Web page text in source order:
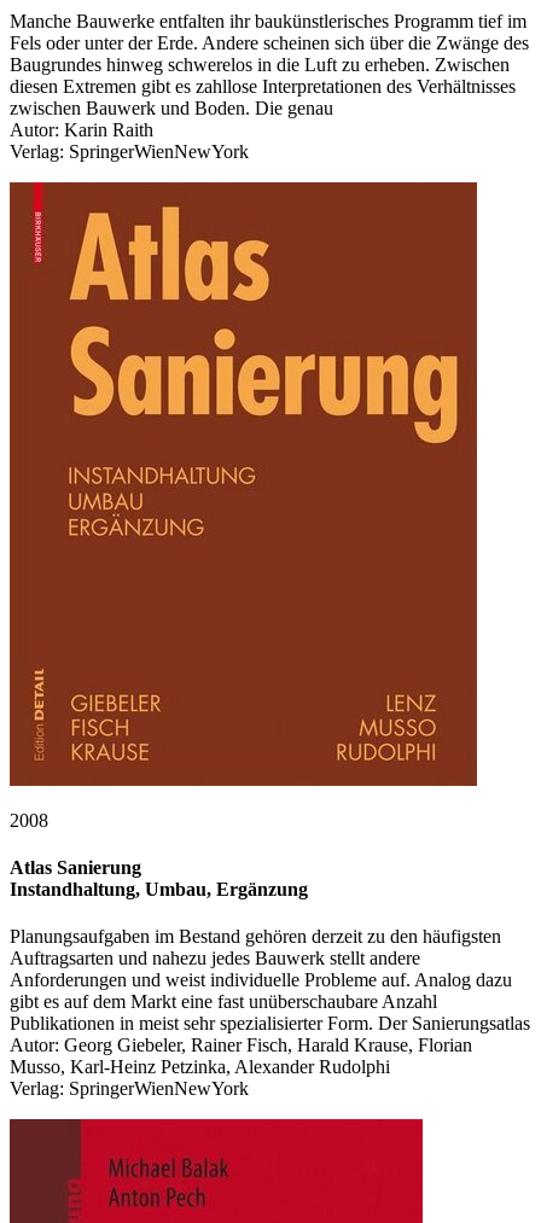
Manche Bauwerke entfalten ihr baukünstlerisches Programm tief im
Fels oder unter der Erde. Andere scheinen sich über die Zwänge des
Baugrundes hinweg schwerelos in die Luft zu erheben. Zwischen
diesen Extremen gibt es zahllose Interpretationen des Verhältnisses
zwischen Bauwerk und Boden. Die genau
Autor: Karin Raith
Verlag: SpringerWienNewYork
2008
Atlas Sanierung
Instandhaltung, Umbau, Ergänzung
Planungsaufgaben im Bestand gehören derzeit zu den häufigsten
Auftragsarten und nahezu jedes Bauwerk stellt andere
Anforderungen und weist individuelle Probleme auf. Analog dazu
gibt es auf dem Markt eine fast unüberschaubare Anzahl
Publikationen in meist sehr spezialisierter Form. Der Sanierungsatlas
Autor: Georg Giebeler, Rainer Fisch, Harald Krause, Florian
Musso, Karl-Heinz Petzinka, Alexander Rudolphi
Verlag: SpringerWienNewYork